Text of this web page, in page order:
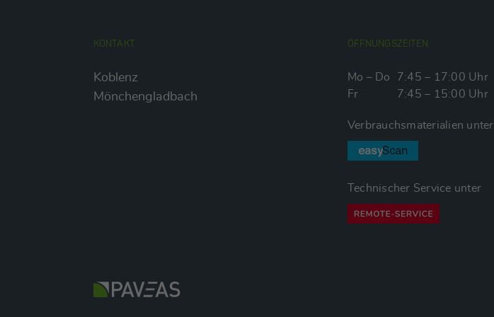
KONTAKT
Koblenz
Mönchengladbach
ÖFFNUNGSZEITEN
Mo – Do
7:45 – 17:00 Uhr
Fr
7:45 – 15:00 Uhr
Verbrauchsmaterialien unter
Technischer Service unter